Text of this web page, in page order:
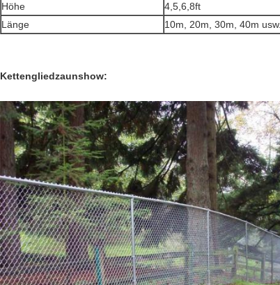
Hinterlass eine Nachricht
EINREICHUNGEN
Höhe
4,5,6,8ft
Länge
10m, 20m, 30m, 40m usw.
Kettengliedzaunshow: